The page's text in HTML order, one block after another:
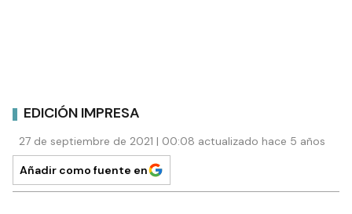
EDICIÓN IMPRESA
27 de septiembre de 2021 | 00:08 actualizado hace 5 años
Añadir como fuente en